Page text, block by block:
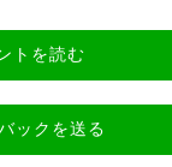
トを読む
ックを送る